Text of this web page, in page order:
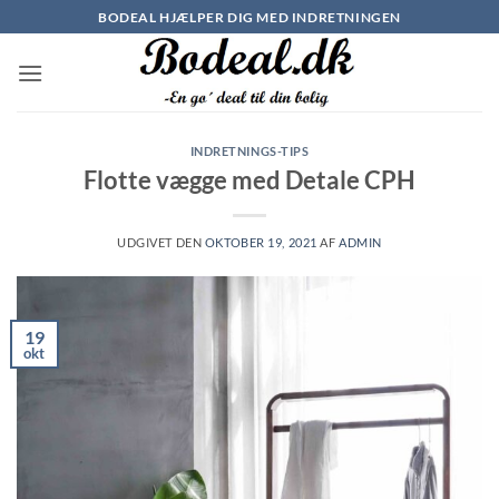
til
indhold
BODEAL HJÆLPER DIG MED INDRETNINGEN
INDRETNINGS-TIPS
Flotte vægge med Detale CPH
UDGIVET DEN OKTOBER 19, 2021 AF ADMIN
19
okt